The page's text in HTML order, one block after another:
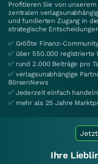
Profitieren Sie von
zentralen
und fundierten Zugang in
strategische
✅ Größte Finanz-
✅ über 550.000 registrierte
✅ rund 2.000 Beiträge pro
✅ verlagsunabhängige
BörsenNews
✅ Jederzeit einfach
✅ mehr als 25 Jahre
Ihre